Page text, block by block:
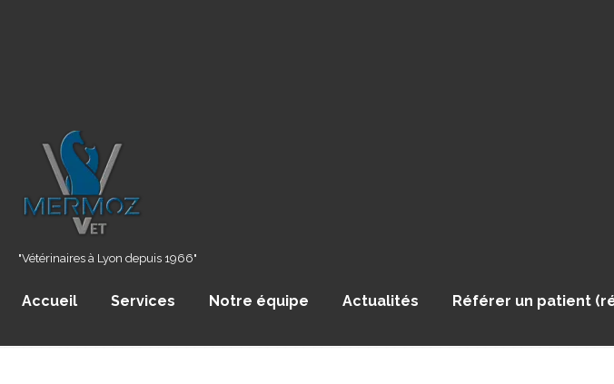
"Vétérinaires à Lyon depuis 1966"
Accueil Services Notre équipe Actualités Référer un patient